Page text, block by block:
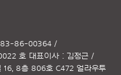
86-00364 /
호 대표이사 : 김정근 /
16, 8층 806호 C472 얼라우투